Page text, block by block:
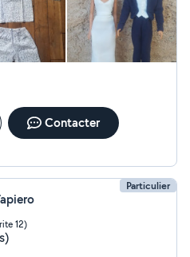
Contacter
Particulier
12)